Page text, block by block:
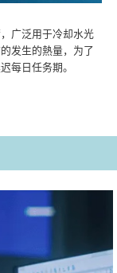
广泛用于冷却水光
发生的熱量，为了
每日任务期。